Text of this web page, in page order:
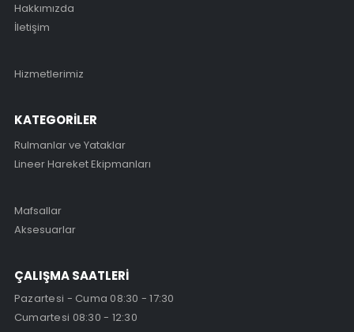
Hakkımızda
İletişim
Hizmetlerimiz
KATEGORİLER
Rulmanlar ve Yataklar
Lineer Hareket Ekipmanları
Mafsallar
Aksesuarlar
ÇALIŞMA SAATLERİ
Pazartesi - Cuma 08:30 - 17:30
Cumartesi 08:30 - 12:30